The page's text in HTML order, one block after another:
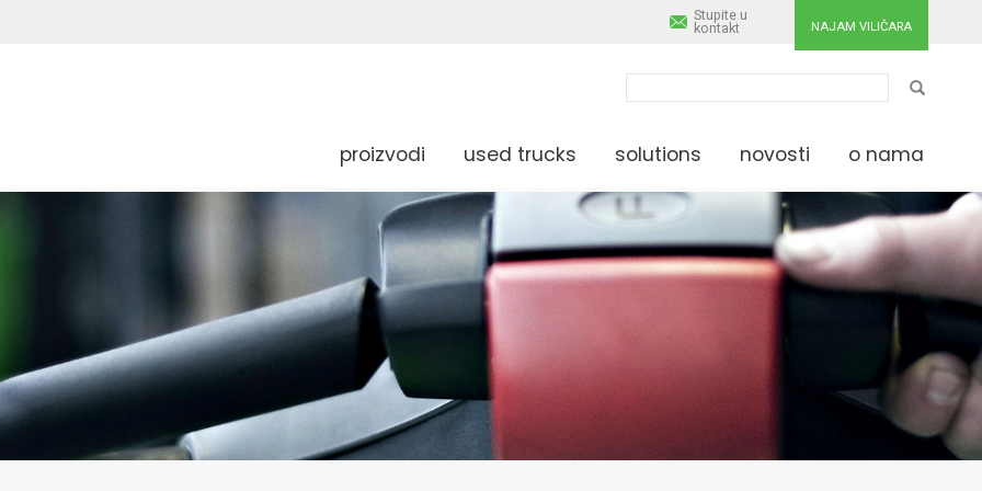
NAJAM VILIČARA
Stupite u
kontakt
proizvodi used trucks solutions novosti o nama